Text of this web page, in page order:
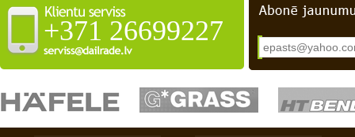
+371 26699227